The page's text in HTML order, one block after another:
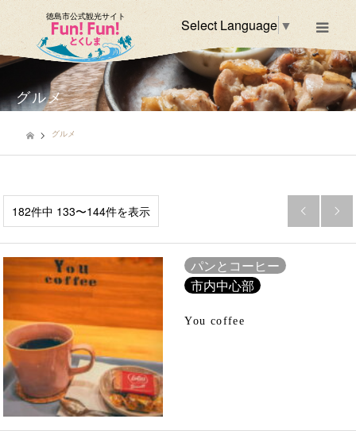
徳島市公式観光サイト Select Language ▼
グルメ
グルメ
182件中 133〜144件を表示  
パンとコーヒー
市内中心部
You coffee